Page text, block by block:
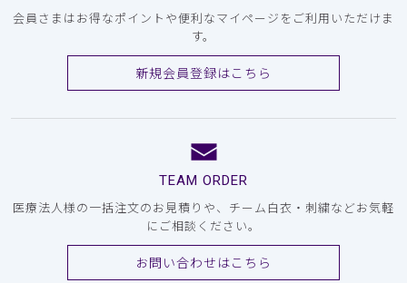
会員さまはお得なポイントや便利なマイページをご利用いただけま
す。
新規会員登録はこちら
TEAM ORDER
医療法人様の一括注文のお見積りや、チーム白衣・刺繍などお気軽
にご相談ください。
お問い合わせはこちら